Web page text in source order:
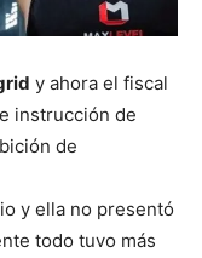
y ahora el fiscal
instrucción de
de
y ella no presentó
todo tuvo más